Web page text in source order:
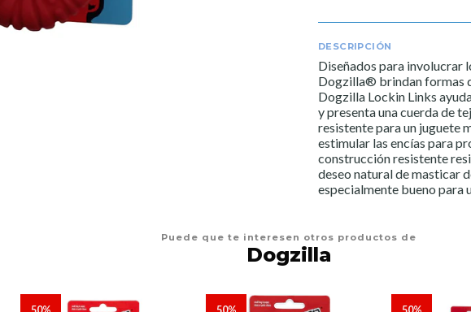
DESCRIPCIÓN
Diseñados para involucrar
Dogzilla® brindan formas
Dogzilla Lockin Links
y presenta una cuerda de
resistente para un juguete
estimular las encías para
construcción resistente
deseo natural de masticar
especialmente bueno para
Puede que te interesen otros productos de
Dogzilla